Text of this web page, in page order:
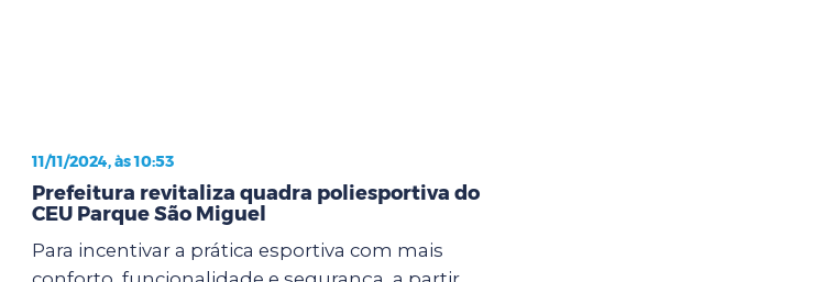
11/11/2024, às 10:53
Prefeitura revitaliza quadra poliesportiva do
CEU Parque São Miguel
Para incentivar a prática esportiva com mais